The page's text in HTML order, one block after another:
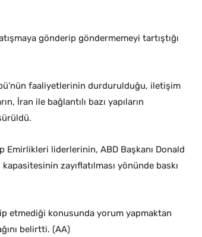
gönderip göndermemeyi tartıştığı
faaliyetlerinin durdurulduğu, iletişim
İran ile bağlantılı bazı yapıların
liderlerinin, ABD Başkanı Donald
zayıflatılması yönünde baskı
etmediği konusunda yorum yapmaktan
belirtti. (AA)